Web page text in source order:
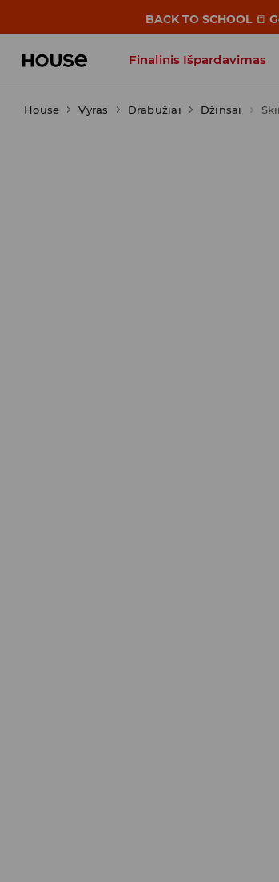
BACK TO SCHOOL 📒
Finalinis Išpardavimas
Influencers' Faves
House Vyras Drabužiai Džinsai